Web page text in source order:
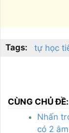
Tags: tự học
CÙNG CHỦ ĐỀ:
Nhấn
có 2